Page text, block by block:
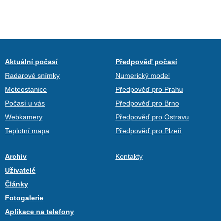
Aktuální počasí
Radarové snímky
Meteostanice
Počasí u vás
Webkamery
Teplotní mapa
Předpověď počasí
Numerický model
Předpověď pro Prahu
Předpověď pro Brno
Předpověď pro Ostravu
Předpověď pro Plzeň
Archiv
Uživatelé
Články
Fotogalerie
Aplikace na telefony
Kontakty